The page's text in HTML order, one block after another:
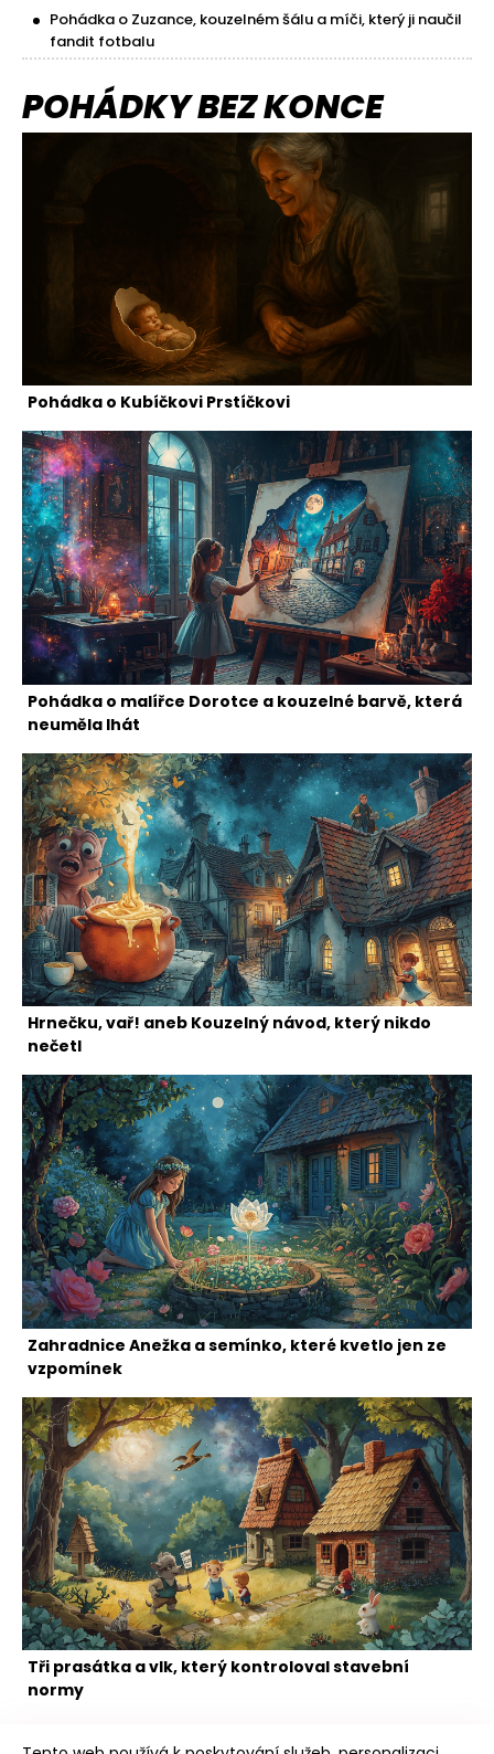
Pohádka o Zuzance, kouzelném šálu a míči, který ji naučil
fandit fotbalu
POHÁDKY BEZ KONCE
Pohádka o Kubíčkovi Prstíčkovi
Pohádka o malířce Dorotce a kouzelné barvě, která
neuměla lhát
Hrnečku, vař! aneb Kouzelný návod, který nikdo
nečetl
Zahradnice Anežka a semínko, které kvetlo jen ze
vzpomínek
Tři prasátka a vlk, který kontroloval stavební
normy